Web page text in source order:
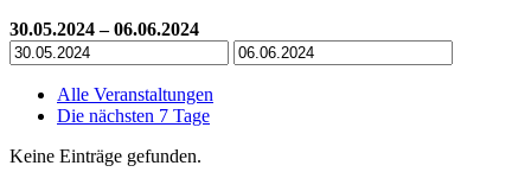
30.05.2024 – 06.06.2024
Alle Veranstaltungen
Die nächsten 7 Tage
Keine Einträge gefunden.